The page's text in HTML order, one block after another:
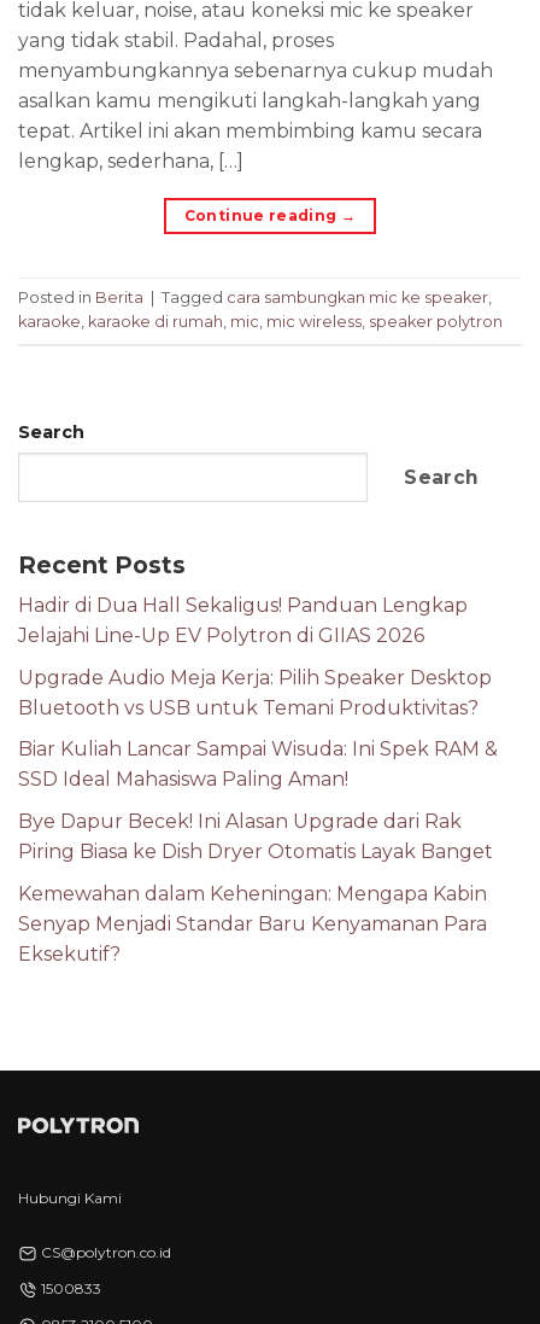
tidak keluar, noise, atau koneksi mic ke speaker
yang tidak stabil. Padahal, proses
menyambungkannya sebenarnya cukup mudah
asalkan kamu mengikuti langkah-langkah yang
tepat. Artikel ini akan membimbing kamu secara
lengkap, sederhana, […]
Continue reading →
Posted in Berita Tagged cara sambungkan mic ke speaker,
karaoke, karaoke di rumah, mic, mic wireless, speaker polytron
Search
Search
Recent Posts
Hadir di Dua Hall Sekaligus! Panduan Lengkap
Jelajahi Line-Up EV Polytron di GIIAS 2026
Upgrade Audio Meja Kerja: Pilih Speaker Desktop
Bluetooth vs USB untuk Temani Produktivitas?
Biar Kuliah Lancar Sampai Wisuda: Ini Spek RAM &
SSD Ideal Mahasiswa Paling Aman!
Bye Dapur Becek! Ini Alasan Upgrade dari Rak
Piring Biasa ke Dish Dryer Otomatis Layak Banget
Kemewahan dalam Keheningan: Mengapa Kabin
Senyap Menjadi Standar Baru Kenyamanan Para
Eksekutif?
Hubungi Kami
CS@polytron.co.id
1500833